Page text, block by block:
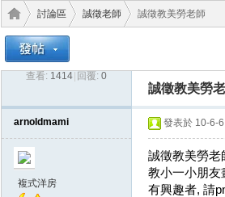
討論區 誠徵老師 誠徵教美勞老師
查看: 1414 回覆: 0
誠徵教美勞
arnoldmami
複式洋房
發表於 10-6-
誠徵教美勞老
教小一小朋友
有興趣者, 請